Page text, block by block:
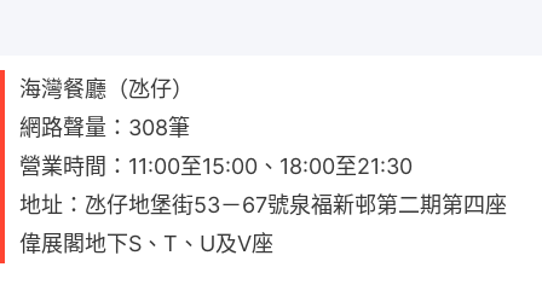
海灣餐廳（氹仔）
網路聲量：308筆
營業時間：11:00至15:00、18:00至21:30
地址：氹仔地堡街53－67號泉福新邨第二期第四座
偉展閣地下S、T、U及V座